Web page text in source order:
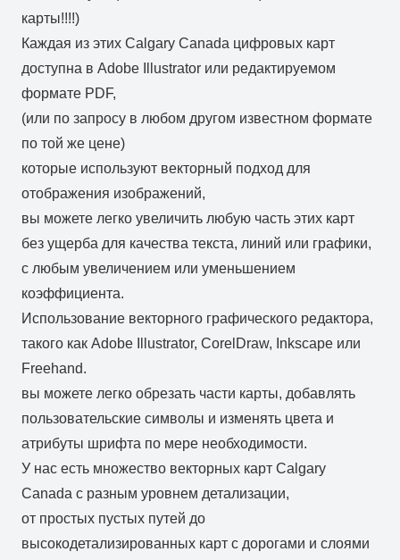
карты!!!!)
Каждая из этих Calgary Canada цифровых карт
доступна в Adobe Illustrator или редактируемом
формате PDF,
(или по запросу в любом другом известном формате
по той же цене)
которые используют векторный подход для
отображения изображений,
вы можете легко увеличить любую часть этих карт
без ущерба для качества текста, линий или графики,
с любым увеличением или уменьшением
коэффициента.
Использование векторного графического редактора,
такого как Adobe Illustrator, CorelDraw, Inkscape или
Freehand.
вы можете легко обрезать части карты, добавлять
пользовательские символы и изменять цвета и
атрибуты шрифта по мере необходимости.
У нас есть множество векторных карт Calgary
Canada с разным уровнем детализации,
от простых пустых путей до
высокодетализированных карт с дорогами и слоями